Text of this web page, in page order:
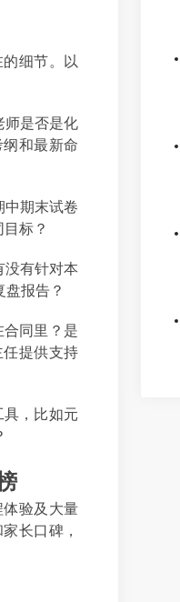
细节。以
师是否是化
和最新命
中期末试卷
标？
没有针对本
报告？
同里？是
提供支持
，比如元
验及大量
长口碑，